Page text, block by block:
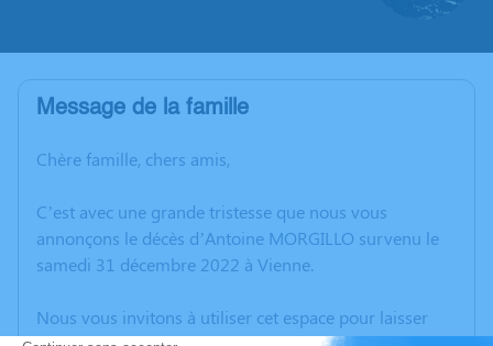
Message de la famille
Chère famille, chers amis,
C’est avec une grande tristesse que nous vous
annonçons le décès d’Antoine MORGILLO survenu le
samedi 31 décembre 2022 à Vienne.
Nous vous invitons à utiliser cet espace pour laisser